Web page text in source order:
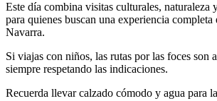
Este día combina visitas culturales, naturaleza
para quienes buscan una experiencia completa
Navarra.
Si viajas con niños, las rutas por las foces son
siempre respetando las indicaciones.
Recuerda llevar calzado cómodo y agua para